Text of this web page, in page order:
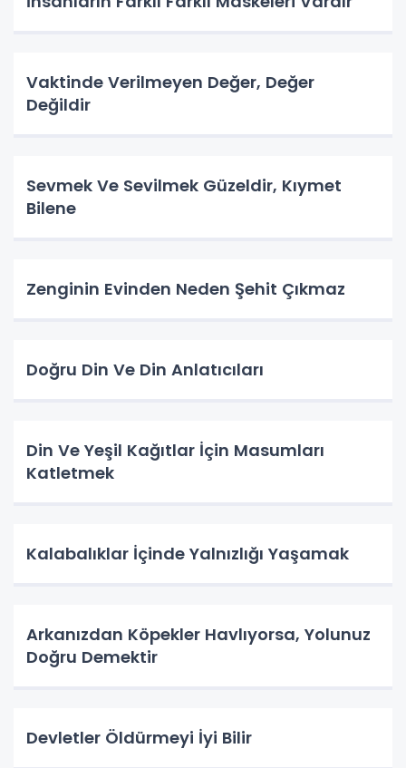
Vaktinde Verilmeyen Değer, Değer
Değildir
Sevmek Ve Sevilmek Güzeldir, Kıymet
Bilene
Zenginin Evinden Neden Şehit Çıkmaz
Doğru Din Ve Din Anlatıcıları
Din Ve Yeşil Kağıtlar İçin Masumları
Katletmek
Kalabalıklar İçinde Yalnızlığı Yaşamak
Arkanızdan Köpekler Havlıyorsa, Yolunuz
Doğru Demektir
Devletler Öldürmeyi İyi Bilir